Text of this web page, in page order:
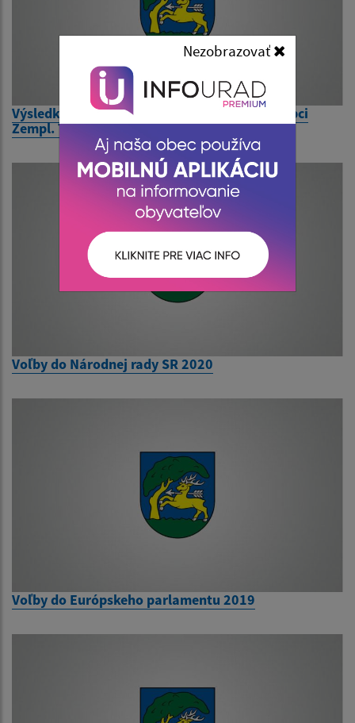
Nezobrazovať
Výsledky volieb do NR SR dňa 29. 2. 2020 v obci
Zempl. Teplica
Voľby do Národnej rady SR 2020
Voľby do Európskeho parlamentu 2019